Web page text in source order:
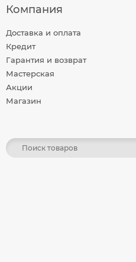
Компания
Доставка и оплата
Кредит
Гарантия и возврат
Мастерская
Акции
Магазин